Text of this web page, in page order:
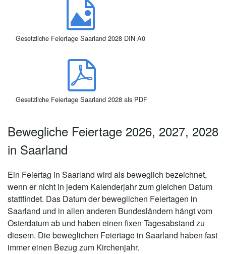
Gesetzliche Feiertage Saarland 2028 DIN A0
Gesetzliche Feiertage Saarland 2028 als PDF
Bewegliche Feiertage 2026, 2027, 2028
in Saarland
Ein Feiertag in Saarland wird als beweglich bezeichnet,
wenn er nicht in jedem Kalenderjahr zum gleichen Datum
stattfindet. Das Datum der beweglichen Feiertagen in
Saarland und in allen anderen Bundesländern hängt vom
Osterdatum ab und haben einen fixen Tagesabstand zu
diesem. Die beweglichen Feiertage in Saarland haben fast
immer einen Bezug zum Kirchenjahr.